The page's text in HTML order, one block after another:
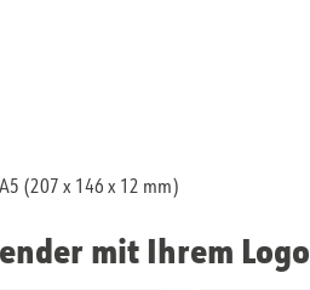
A5 (207 x 146 x 12 mm)
mit Ihrem Logo